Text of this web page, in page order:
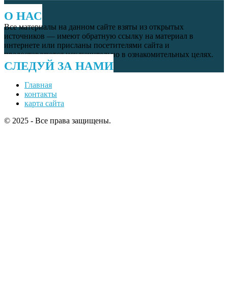
О НАС
Все материалы на данном сайте взяты из открытых
источников — имеют обратную ссылку на материал в
интернете или присланы посетителями сайта и
предоставляются исключительно в ознакомительных целях.
СЛЕДУЙ ЗА НАМИ
Главная
контакты
карта сайта
© 2025 - Все права защищены.